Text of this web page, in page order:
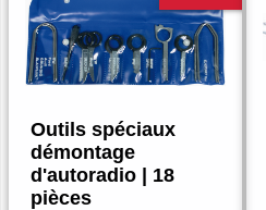
Outils spéciaux
démontage
d'autoradio | 18
pièces